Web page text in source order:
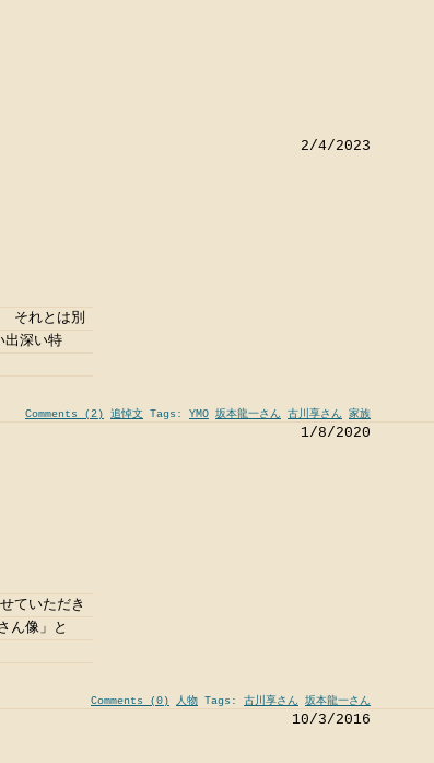
2/4/2023
それとは別
出深い特
Comments (2) 追悼文 Tags: YMO 坂本龍一さん 古川享さん 家族
1/8/2020
ていただき
ん像」と
Comments (0) 人物 Tags: 古川享さん 坂本龍一さん
10/3/2016